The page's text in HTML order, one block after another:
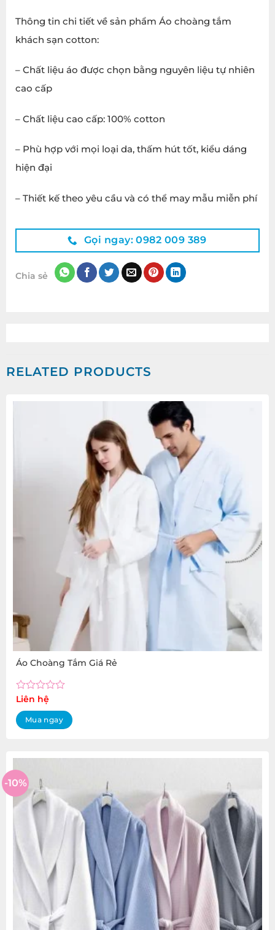
Thông tin chi tiết về sản phẩm Áo choàng tắm
khách sạn cotton:
– Chất liệu áo được chọn bằng nguyên liệu tự nhiên
cao cấp
– Chất liệu cao cấp: 100% cotton
– Phù hợp với mọi loại da, thấm hút tốt, kiểu dáng
hiện đại
– Thiết kế theo yêu cầu và có thể may mẫu miễn phí
Gọi ngay: 0982 009 389
Chia sẻ
RELATED PRODUCTS
Áo Choàng Tắm Giá Rẻ
Rated
out
of
Liên hệ
Mua ngay
-10%